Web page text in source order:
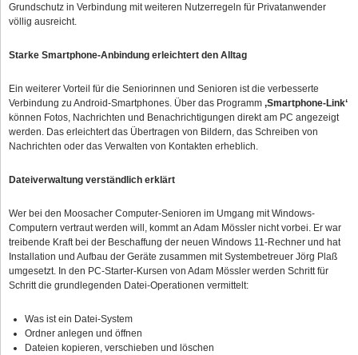
Grundschutz in Verbindung mit weiteren Nutzerregeln für Privatanwender
völlig ausreicht.
Starke Smartphone‑Anbindung erleichtert den Alltag
Ein weiterer Vorteil für die Seniorinnen und Senioren ist die verbesserte
Verbindung zu Android‑Smartphones. Über das Programm ‚Smartphone‑Link‘
können Fotos, Nachrichten und Benachrichtigungen direkt am PC angezeigt
werden. Das erleichtert das Übertragen von Bildern, das Schreiben von
Nachrichten oder das Verwalten von Kontakten erheblich.
Dateiverwaltung verständlich erklärt
Wer bei den Moosacher Computer-Senioren im Umgang mit Windows-
Computern vertraut werden will, kommt an Adam Mössler nicht vorbei. Er war
treibende Kraft bei der Beschaffung der neuen Windows 11-Rechner und hat
Installation und Aufbau der Geräte zusammen mit Systembetreuer Jörg Plaß
umgesetzt. In den PC-Starter-Kursen von Adam Mössler werden Schritt für
Schritt die grundlegenden Datei‑Operationen vermittelt:
Was ist ein Datei-System
Ordner anlegen und öffnen
Dateien kopieren, verschieben und löschen